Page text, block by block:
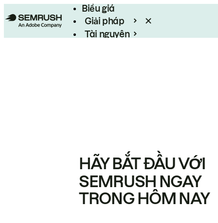
Biểu giá
Giải pháp
Tài nguyên
HÃY BẮT ĐẦU VỚI
SEMRUSH NGAY
TRONG HÔM NAY